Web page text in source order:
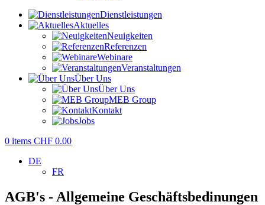
Dienstleistungen
Aktuelles
Neuigkeiten
Referenzen
Webinare
Veranstaltungen
Über Uns
Über Uns
MEB Group
Kontakt
Jobs
0 items CHF 0.00
DE
FR
AGB's - Allgemeine Geschäftsbedinungen